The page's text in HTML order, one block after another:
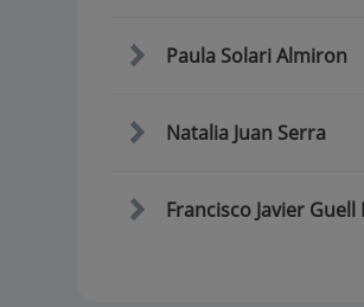
Paula Solari Almiron
Natalia Juan Serra
Francisco Javier Guell